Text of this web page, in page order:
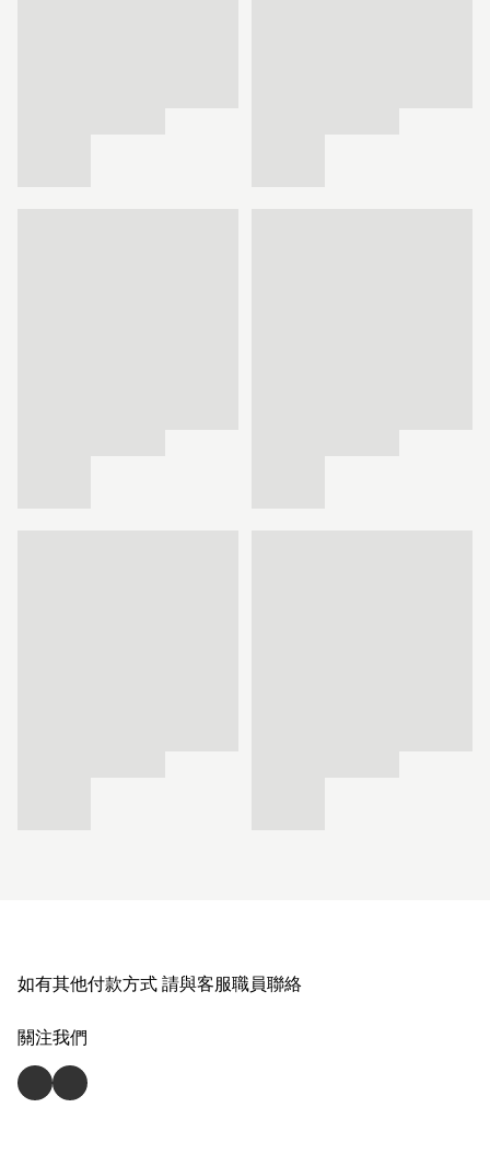
如有其他付款方式 請與客服職員聯絡
關注我們